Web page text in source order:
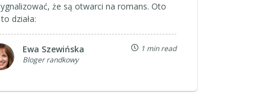
że są otwarci na romans. Oto
działa:
Ewa Szewińska
Bloger randkowy
1 min read